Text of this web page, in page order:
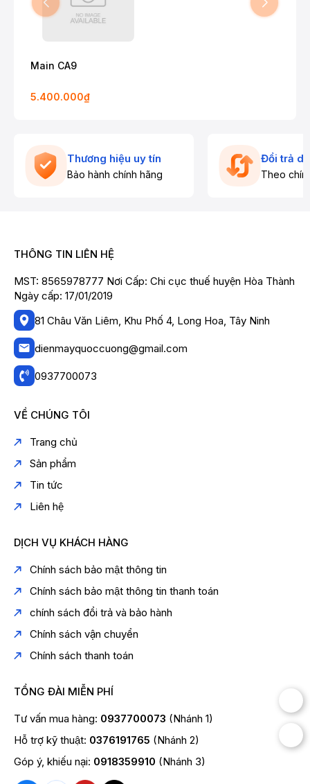
Main CA9
5.400.000₫
Thương hiệu uy tín
Bảo hành chính hãng
Đổi trả
Theo
THÔNG TIN LIÊN HỆ
MST: 8565978777 Nơi Cấp: Chi cục thuế huyện Hòa Thành
Ngày cấp: 17/01/2019
81 Châu Văn Liêm, Khu Phố 4, Long Hoa, Tây Ninh
dienmayquoccuong@gmail.com
0937700073
VỀ CHÚNG TÔI
Trang chủ
Sản phẩm
Tin tức
Liên hệ
DỊCH VỤ KHÁCH HÀNG
Chính sách bảo mật thông tin
Chính sách bảo mật thông tin thanh toán
chính sách đổi trả và bảo hành
Chính sách vận chuyển
Chính sách thanh toán
TỔNG ĐÀI MIỄN PHÍ
Tư vấn mua hàng: 0937700073 (Nhánh 1)
Hỗ trợ kỹ thuật: 0376191765 (Nhánh 2)
Góp ý, khiếu nại: 0918359910 (Nhánh 3)